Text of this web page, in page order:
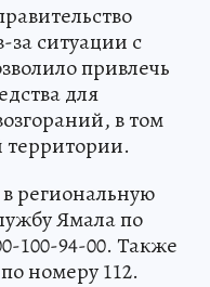
ситуации с
привлечь
для
в том
территории.
региональную
Ямала по
100-94-00. Также
номеру 112.